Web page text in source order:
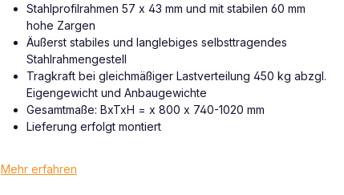
Stahlprofilrahmen 57 x 43 mm und mit stabilen 60 mm
hohe Zargen
Äußerst stabiles und langlebiges selbsttragendes
Stahlrahmengestell
Tragkraft bei gleichmäßiger Lastverteilung 450 kg abzgl.
Eigengewicht und Anbaugewichte
Gesamtmaße: BxTxH = x 800 x 740-1020 mm
Lieferung erfolgt montiert
Mehr erfahren